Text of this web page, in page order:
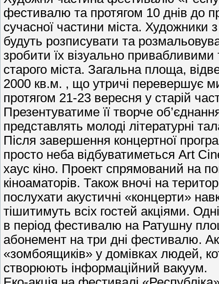
фестивалю та протягом 10 днів до
сучасної частини міста. Художники з
будуть розписувати та
зробити їх візуально привабливими
старого міста. Загальна площа,
2000 кв.м. , що утричі перевершує
протягом 21-23 вересня у старій
Презентуватиме її творче
представлять молоді літературні
Після завершення концертної
просто неба відбуватиметься Art
хаус кіно. Проект спрямований на
кіноаматорів. Також вночі на
послухати акустичні «концерти»
тішитимуть всіх гостей акціями.
в період фестивалю на Ратушну
абонемент на три дні фестивалю.
«зомбоящиків» у домівках людей,
створюють інформаційний вакуум.